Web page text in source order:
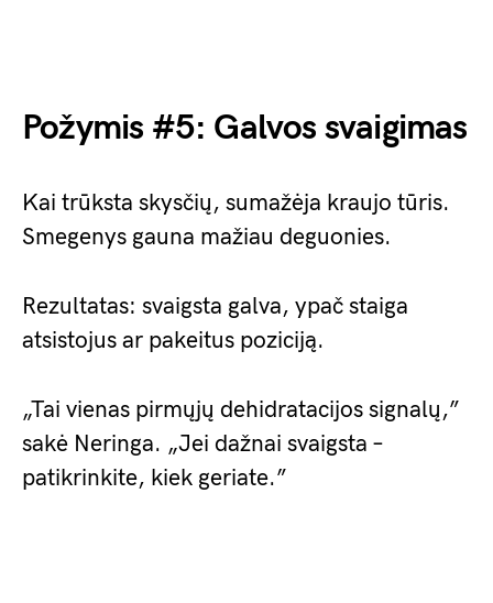
Požymis #5: Galvos svaigimas
Kai trūksta skysčių, sumažėja kraujo tūris.
Smegenys gauna mažiau deguonies.
Rezultatas: svaigsta galva, ypač staiga
atsistojus ar pakeitus poziciją.
„Tai vienas pirmųjų dehidratacijos signalų,”
sakė Neringa. „Jei dažnai svaigsta –
patikrinkite, kiek geriate.”